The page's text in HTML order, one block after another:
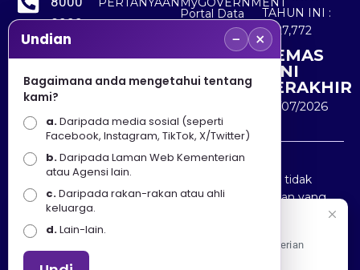
8000
+603
8891
7100
Portal Data
Terbuka
Sektor Awam
TAHUN INI :
5,527,772
KEMAS
KINI
TERAKHIR
30/07/2026
Penafian : Kerajaan Malaysia dan Kementerian
Pelancongan Seni dan Budaya (MOTAC) adalah tidak
bertanggungjawab atas kehilangan atau kerugian yang
disebabkan oleh penggunaan mana-mana maklumat
yang diperolehi dari portal ini.
Undian − ×
Bagaimana anda mengetahui tentang
kami?
a.Daripada media sosial (seperti
Facebook, Instagram, TikTok, X/Twitter)
b.Daripada Laman Web Kementerian
atau Agensi lain.
c.Daripada rakan-rakan atau ahli
keluarga.
d.Lain-lain.
Apa Khabar! Selamat datang ke Portal Rasmi Kementerian
Pelancongan, Seni dan Budaya